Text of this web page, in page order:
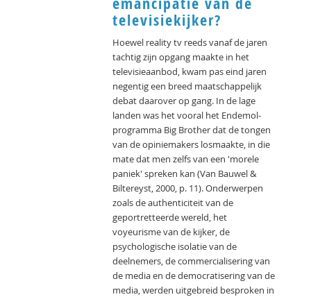
televisiekijker?
Hoewel reality tv reeds vanaf de jaren
tachtig zijn opgang maakte in het
televisieaanbod, kwam pas eind jaren
negentig een breed maatschappelijk
debat daarover op gang. In de lage
landen was het vooral het Endemol-
programma Big Brother dat de tongen
van de opiniemakers losmaakte, in die
mate dat men zelfs van een 'morele
paniek' spreken kan (Van Bauwel &
Biltereyst, 2000, p. 11). Onderwerpen
zoals de authenticiteit van de
geportretteerde wereld, het
voyeurisme van de kijker, de
psychologische isolatie van de
deelnemers, de commercialisering van
de media en de democratisering van de
media, werden uitgebreid besproken in